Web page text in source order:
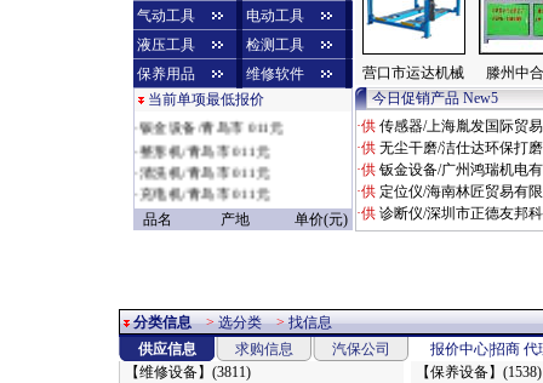
气动工具
电动工具
液压工具
检测工具
保养用品
维修软件
当前单项最低报价
·烤漆房/济南市 010元
·净化系统/廊坊市 011元
·钣金设备/青岛市 011元
整形机/青岛市 011元
清洗机/青岛市 011元
· 充电机/青岛市 011元
·扳手/赣州市 09028元
·定位仪/烟台市 1.18万元
·电磨/郑州市 1.8元
焊接设备/郑州市 1.8元
·喷枪/郑州市 1.8元
品名 产地 单价(元)
营口市运达机械
滕州中
今日促销产品 New5
·供 传感器/上海胤发国际贸
·供 无尘干磨/洁仕达环保打
·供 钣金设备/广州鸿瑞机电
·供 定位仪/海南林匠贸易有
·供 诊断仪/深圳市正德友邦
分类信息>选分类>找信息
供应信息
求购信息 汽保公司 报价中心招商 代
【维修设备】(3811)
【保养设备】(1538)